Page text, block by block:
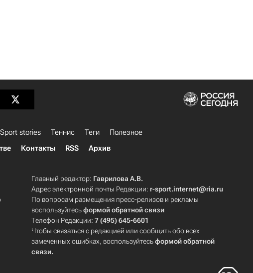
Sport stories Теннис Теги
Полезное
Контакты RSS Архив
Главный редактор: Гаврилова А.В.
Адрес электронной почты Редакции: r-sport.internet@ria.ru
По вопросам размещения пресс-релизов и рекламы
воспользуйтесьформой обратной связи
Телефон Редакции:7 (495) 645-6601
Чтобы связаться с редакцией или сообщить обо всех
замеченных ошибках, воспользуйтесьформой обратной
связи.